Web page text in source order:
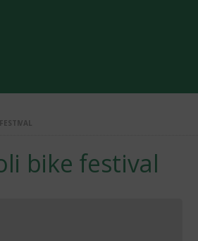
bike festival